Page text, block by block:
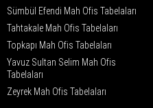
Sümbül Efendi Mah Ofis Tabelaları
Tahtakale Mah Ofis Tabelaları
Topkapı Mah Ofis Tabelaları
Yavuz Sultan Selim Mah Ofis
Tabelaları
Zeyrek Mah Ofis Tabelaları